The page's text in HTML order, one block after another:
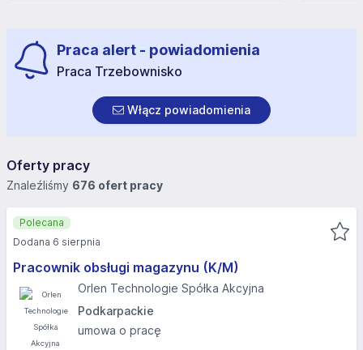
Praca alert - powiadomienia
Praca Trzebownisko
Włącz powiadomienia
Oferty pracy
Znaleźliśmy 676 ofert pracy
Pracownik obsługi magazynu (K/M)
Orlen Technologie Spółka Akcyjna
Podkarpackie
umowa o pracę
Polecana
Dodana 6 sierpnia